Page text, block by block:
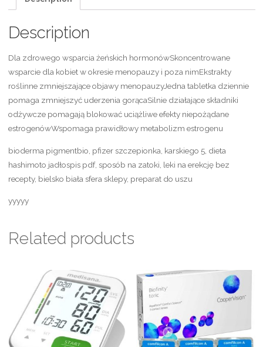
Description
Dla zdrowego wsparcia żeńskich hormonówSkoncentrowane
wsparcie dla kobiet w okresie menopauzy i poza nimEkstrakty
roślinne zmniejszające objawy menopauzyJedna tabletka dziennie
pomaga zmniejszyć uderzenia gorącaSilnie działające składniki
odżywcze pomagają blokować uciążliwe efekty niepożądane
estrogenówWspomaga prawidłowy metabolizm estrogenu
bioderma pigmentbio, pfizer szczepionka, karskiego 5, dieta
hashimoto jadłospis pdf, sposób na zatoki, leki na erekcję bez
recepty, bielsko biała sfera sklepy, preparat do uszu
yyyyy
Related products